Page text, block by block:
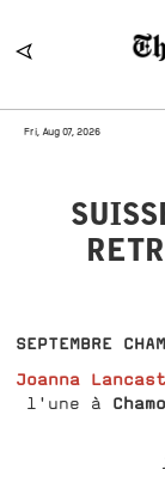
Fri, Aug 07, 2026
SEPTEMBRE
Joanna
l'une à